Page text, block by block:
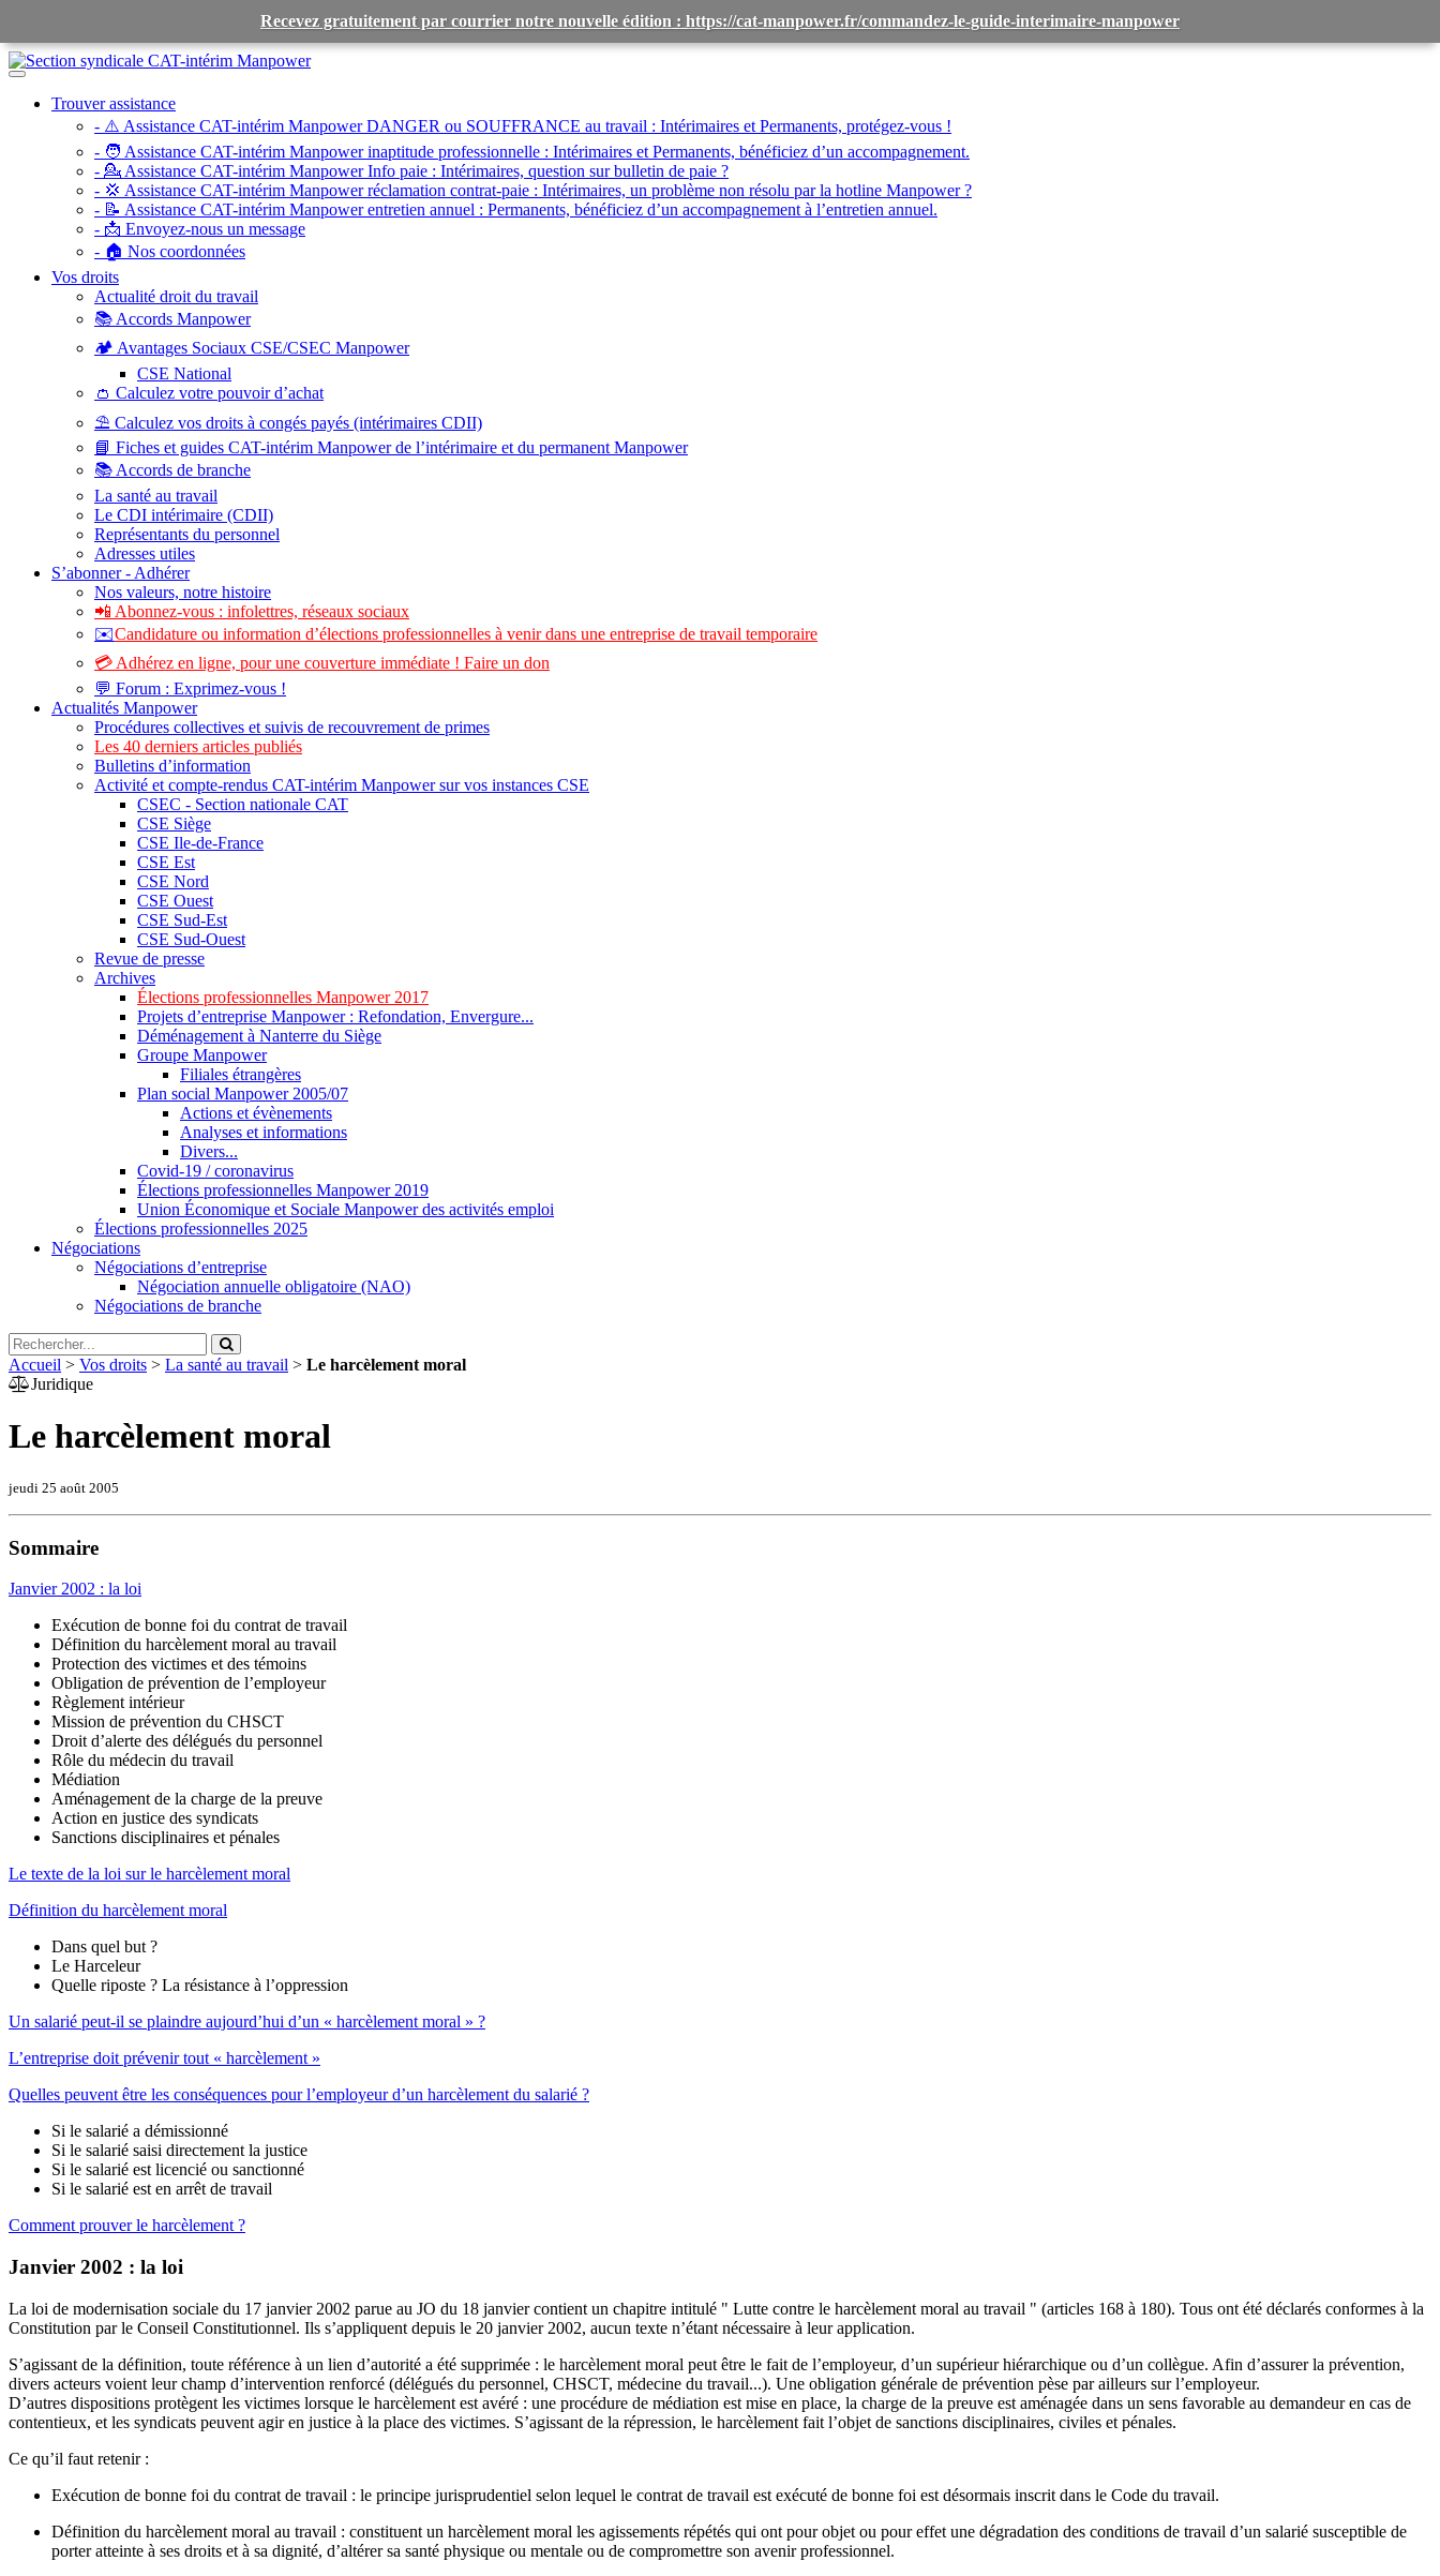
Toggle
navigationTrouver assistance
- ⚠️ Assistance CAT-intérim Manpower DANGER ou SOUFFRANCE au travail : Intérimaires et Permanents, protégez-vous !
- 🧑 Assistance CAT-intérim Manpower inaptitude professionnelle : Intérimaires et Permanents, bénéficiez d’un accompagnement.
- 💁 Assistance CAT-intérim Manpower Info paie : Intérimaires, question sur bulletin de paie ?
- 💢 Assistance CAT-intérim Manpower réclamation contrat-paie : Intérimaires, un problème non résolu par la hotline Manpower ?
- 📝 Assistance CAT-intérim Manpower entretien annuel : Permanents, bénéficiez d’un accompagnement à l’entretien annuel.
- 📩 Envoyez-nous un message
- 🏠 Nos coordonnées
Vos droits
Actualité droit du travail
📚 Accords Manpower
🏕️ Avantages Sociaux CSE/CSEC Manpower
CSE National
👛 Calculez votre pouvoir d’achat
⛱️ Calculez vos droits à congés payés (intérimaires CDII)
📘 Fiches et guides CAT-intérim Manpower de l’intérimaire et du permanent Manpower
📚 Accords de branche
La santé au travail
Le CDI intérimaire (CDII)
Représentants du personnel
Adresses utiles
S’abonner - Adhérer
Nos valeurs, notre histoire
📲 Abonnez-vous : infolettres, réseaux sociaux
✉️Candidature ou information d’élections professionnelles à venir dans une entreprise de travail temporaire
💳 Adhérez en ligne, pour une couverture immédiate ! Faire un don
💬 Forum : Exprimez-vous !
Actualités Manpower
Procédures collectives et suivis de recouvrement de primes
Les 40 derniers articles publiés
Bulletins d’information
Activité et compte-rendus CAT-intérim Manpower sur vos instances CSE
CSEC - Section nationale CAT
CSE Siège
CSE Ile-de-France
CSE Est
CSE Nord
CSE Ouest
CSE Sud-Est
CSE Sud-Ouest
Revue de presse
Archives
Élections professionnelles Manpower 2017
Projets d’entreprise Manpower : Refondation, Envergure...
Déménagement à Nanterre du Siège
Groupe Manpower
Filiales étrangères
Plan social Manpower 2005/07
Actions et évènements
Analyses et informations
Divers...
Covid-19 / coronavirus
Élections professionnelles Manpower 2019
Union Économique et Sociale Manpower des activités emploi
Élections professionnelles 2025
Négociations
Négociations d’entreprise
Négociation annuelle obligatoire (NAO)
Négociations de branche
Accueil > Vos droits > La santé au travail > Le harcèlement moral
Juridique
Le harcèlement moral
jeudi 25 août 2005
Sommaire
Janvier 2002 : la loi
Exécution de bonne foi du contrat de travail
Définition du harcèlement moral au travail
Protection des victimes et des témoins
Obligation de prévention de l’employeur
Règlement intérieur
Mission de prévention du CHSCT
Droit d’alerte des délégués du personnel
Rôle du médecin du travail
Médiation
Aménagement de la charge de la preuve
Action en justice des syndicats
Sanctions disciplinaires et pénales
Le texte de la loi sur le harcèlement moral
Définition du harcèlement moral
Dans quel but ?
Le Harceleur
Quelle riposte ? La résistance à l’oppression
Un salarié peut-il se plaindre aujourd’hui d’un « harcèlement moral » ?
L’entreprise doit prévenir tout « harcèlement »
Quelles peuvent être les conséquences pour l’employeur d’un harcèlement du salarié ?
Si le salarié a démissionné
Si le salarié saisi directement la justice
Si le salarié est licencié ou sanctionné
Si le salarié est en arrêt de travail
Comment prouver le harcèlement ?
Janvier 2002 : la loi
La loi de modernisation sociale du 17 janvier 2002 parue au JO du 18 janvier contient un chapitre intitulé " Lutte contre le harcèlement moral au travail " (articles 168 à 180). Tous ont été déclarés conformes à la
Constitution par le Conseil Constitutionnel. Ils s’appliquent depuis le 20 janvier 2002, aucun texte n’étant nécessaire à leur application.
S’agissant de la définition, toute référence à un lien d’autorité a été supprimée : le harcèlement moral peut être le fait de l’employeur, d’un supérieur hiérarchique ou d’un collègue. Afin d’assurer la prévention,
divers acteurs voient leur champ d’intervention renforcé (délégués du personnel, CHSCT, médecine du travail...). Une obligation générale de prévention pèse par ailleurs sur l’employeur.
D’autres dispositions protègent les victimes lorsque le harcèlement est avéré : une procédure de médiation est mise en place, la charge de la preuve est aménagée dans un sens favorable au demandeur en cas de
contentieux, et les syndicats peuvent agir en justice à la place des victimes. S’agissant de la répression, le harcèlement fait l’objet de sanctions disciplinaires, civiles et pénales.
Ce qu’il faut retenir :
Exécution de bonne foi du contrat de travail : le principe jurisprudentiel selon lequel le contrat de travail est exécuté de bonne foi est désormais inscrit dans le Code du travail.
Définition du harcèlement moral au travail : constituent un harcèlement moral les agissements répétés qui ont pour objet ou pour effet une dégradation des conditions de travail d’un salarié susceptible de
porter atteinte à ses droits et à sa dignité, d’altérer sa santé physique ou mentale ou de compromettre son avenir professionnel.
Recevez gratuitement par courrier notre nouvelle édition : https://cat-manpower.fr/commandez-le-guide-interimaire-manpower